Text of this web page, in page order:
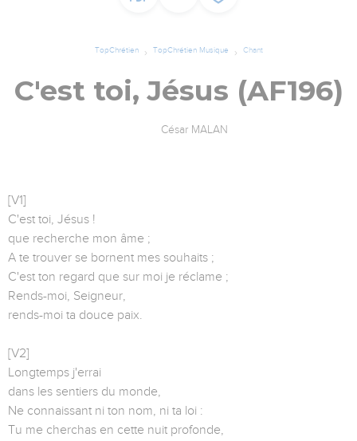
TopChrétien TopChrétien Musique Chant
C'est toi, Jésus (AF196)
César MALAN
[V1]
C'est toi, Jésus !
que recherche mon âme ;
A te trouver se bornent mes souhaits ;
C'est ton regard que sur moi je réclame ;
Rends-moi, Seigneur,
rends-moi ta douce paix.
[V2]
Longtemps j'errai
dans les sentiers du monde,
Ne connaissant ni ton nom, ni ta loi :
Tu me cherchas en cette nuit profonde,